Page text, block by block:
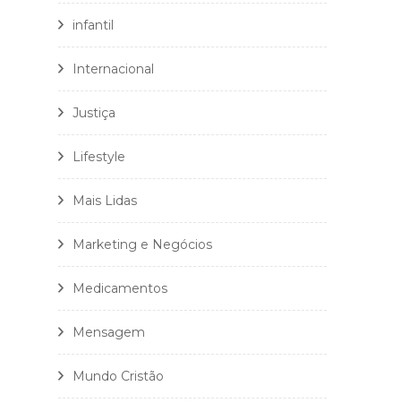
infantil
Internacional
Justiça
Lifestyle
Mais Lidas
Marketing e Negócios
Medicamentos
Mensagem
Mundo Cristão